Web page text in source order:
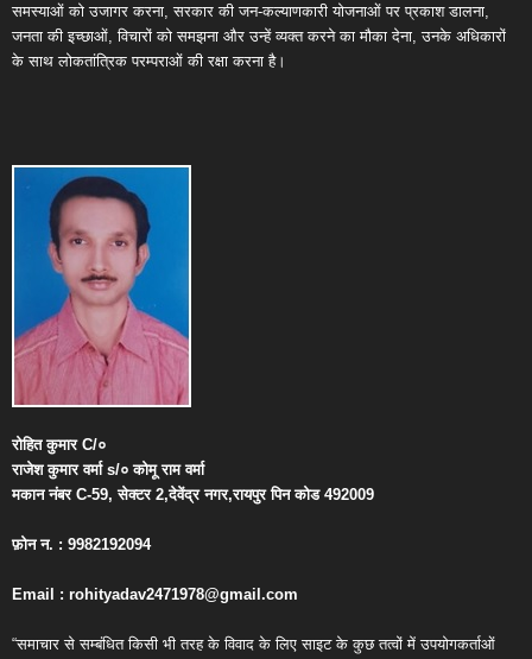
समस्याओं को उजागर करना, सरकार की जन-कल्याणकारी योजनाओं पर प्रकाश डालना,
जनता की इच्छाओं, विचारों को समझना और उन्हें व्यक्त करने का मौका देना, उनके अधिकारों
के साथ लोकतांत्रिक परम्पराओं की रक्षा करना है।
रोहित कुमारC/०
राजेश कुमार वर्माs/० कोमू राम वर्मा
मकान नंबरC-59,सेक्टर2,देवेंद्र नगर,रायपुर पिन कोड492009
फ़ोन न. : 9982192094
Email : rohityadav2471978@gmail.com
“समाचार से सम्बंधित किसी भी तरह के विवाद के लिए साइट के कुछ तत्वों में उपयोगकर्ताओं